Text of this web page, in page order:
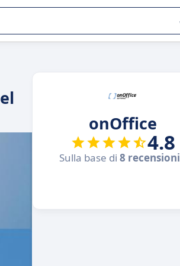
onOffice
4.8
Sulla base di 8 recensioni